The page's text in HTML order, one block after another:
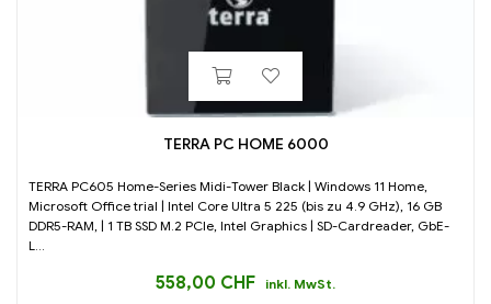
TERRA PC HOME 6000
TERRA PC605 Home-Series Midi-Tower Black | Windows 11 Home,
Microsoft Office trial | Intel Core Ultra 5 225 (bis zu 4.9 GHz), 16 GB
DDR5-RAM, | 1 TB SSD M.2 PCIe, Intel Graphics | SD-Cardreader, GbE-
L...
558,00 CHF inkl. MwSt.